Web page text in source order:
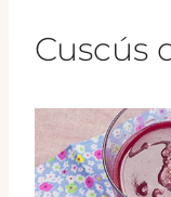
Cuscús